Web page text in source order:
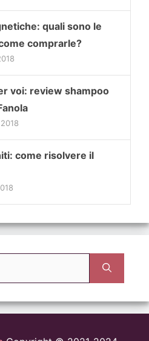
quali sono le
comprarle?
voi: review shampoo
come risolvere il